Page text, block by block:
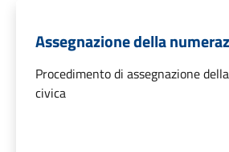
Assegnazione della
Procedimento di assegnazione
civica